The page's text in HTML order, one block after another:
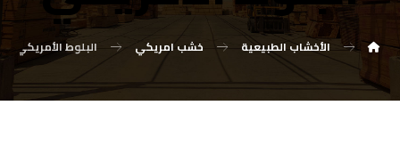
الأخشاب الطبيعية خشب امريكي البلوط الأمريكي